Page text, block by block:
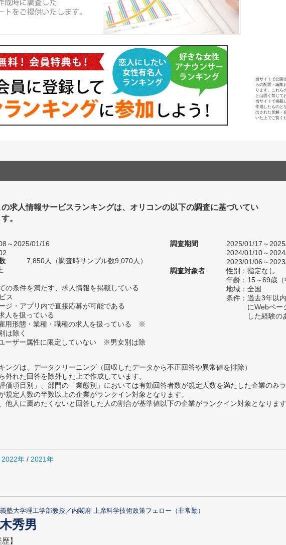
当サイトで公開
らの配置・編集
ります。これら
とは固く禁じて
当サイトで掲載
作成したものと
出された見解・
いた上でご覧く
の求人情報サービスランキングは、オリコンの以下の調査に基づいてい
。
～2025/01/16
7,850人（調査時サンプル数9,070人）
の条件を満たす、求人情報を掲載している
ス
ジ・アプリ内で直接応募が可能である
人を扱っている
用形態・業種・職種の求人を扱っている ※
は除く
ーザー属性に限定していない ※男女別は除
調査期間
2025/01/17～
2024/01/10～
2023/01/06～
調査対象者
性別：指定なし
年齢：15～69歳（
地域：全国
条件：過去3年以
にWebペー
した経験の
グは、データクリーニング（回収したデータから不正回答や異常値を排除）
れた回答を除外した上で作成しています。
価項目別」、部門の「業態別」においては有効回答者数が規定人数を満たした企業のみ
規定人数の半数以上の企業がランクイン対象となります。
人に薦めたくないと回答した人の割合が基準値以下の企業がランクイン対象となります
2022年 / 2021年
塾大学理工学部教授／内閣府 上席科学技術政策フェロー（非常勤）
秀男
歴】